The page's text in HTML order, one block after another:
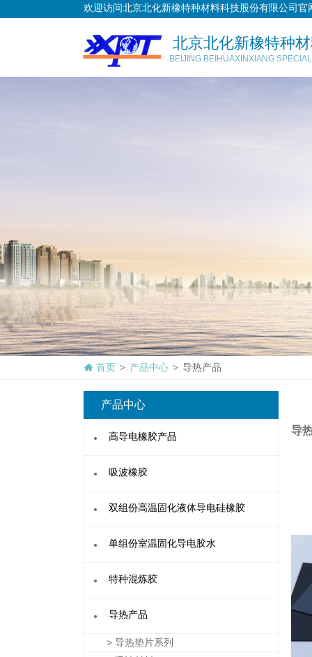
BEIJING BEIHUAXINXIANG
欢迎访问北京北化新橡特种材料科技股份有限公司官
北京北化新橡特种
首页 > 产品中心 > 导热产品
产品中心
·高导电橡胶产品
·吸波橡胶
·双组份高温固化液体导电硅橡胶
·单组份室温固化导电胶水
·特种混炼胶
·导热产品
> 导热垫片系列
导